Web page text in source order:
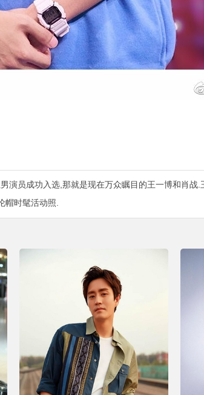
演员成功入选,那就是现在万众瞩目的王一博和肖战.
帽时髦活动照.